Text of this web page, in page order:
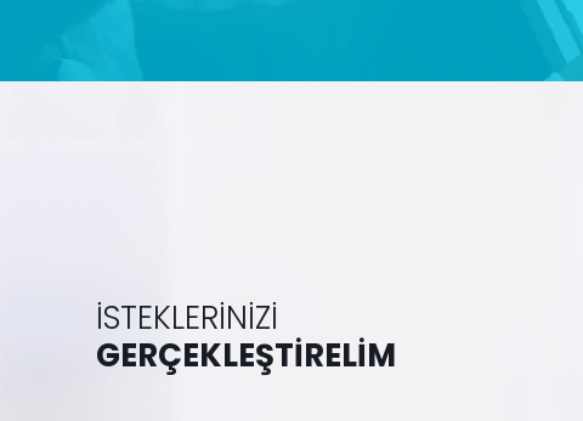
İSTEKLERİNİZİ
GERÇEKLEŞTİRELİM